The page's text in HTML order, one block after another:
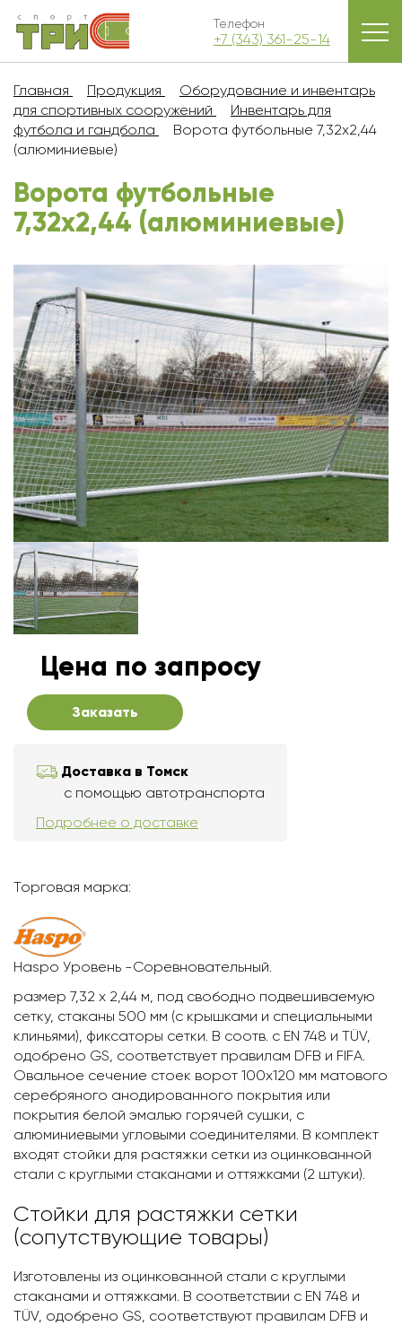
Телефон
+7 (343) 361-25-14
Главная Продукция
Оборудование и инвентарь
для спортивных сооружений
Инвентарь для
футбола и гандбола
Ворота футбольные 7,32x2,44
(алюминиевые)
Ворота футбольные
7,32x2,44 (алюминиевые)
Цена по запросу
Заказать
Доставка в Томск
с помощью автотранспорта
Подробнее о доставке
Торговая марка:
Haspo Уровень -Соревновательный.
размер 7,32 х 2,44 м, под свободно подвешиваемую
сетку, стаканы 500 мм (с крышками и специальными
клиньями), фиксаторы сетки. В соотв. c EN 748 и TÜV,
одобрено GS, соответствует правилам DFB и FIFA.
Овальное сечение стоек ворот 100х120 мм матового
серебряного анодированного покрытия или
покрытия белой эмалью горячей сушки, с
алюминиевыми угловыми соединителями. В комплект
входят стойки для растяжки сетки из оцинкованной
стали с круглыми стаканами и оттяжками (2 штуки).
Стойки для растяжки сетки
(сопутствующие товары)
Изготовлены из оцинкованной стали с круглыми
стаканами и оттяжками. В соответствии c EN 748 и
TÜV, одобрено GS, соответствуют правилам DFB и